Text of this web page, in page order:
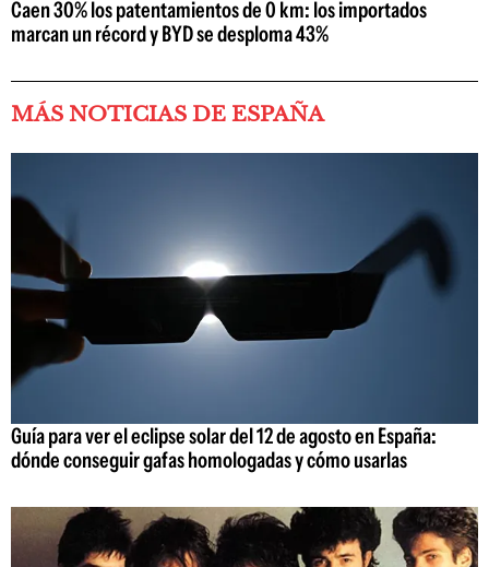
Caen 30% los patentamientos de 0 km: los importados
marcan un récord y BYD se desploma 43%
MÁS NOTICIAS DE ESPAÑA
Guía para ver el eclipse solar del 12 de agosto en España:
dónde conseguir gafas homologadas y cómo usarlas